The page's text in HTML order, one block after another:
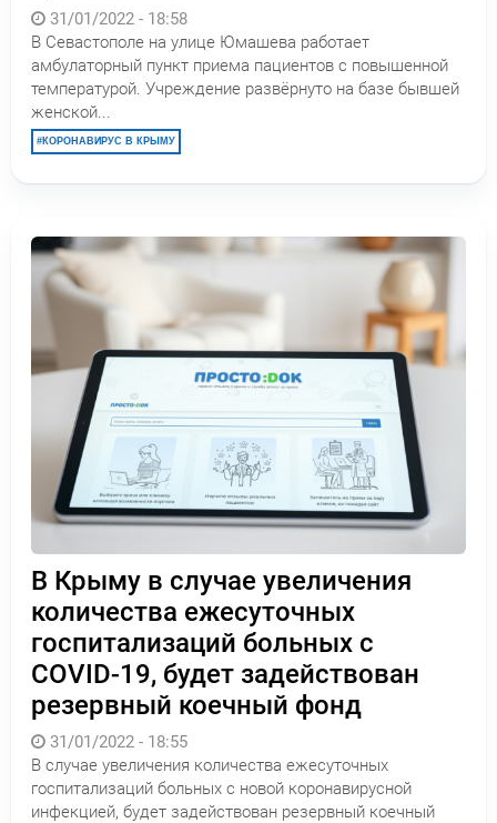
31/01/2022 - 18:58
В Севастополе на улице Юмашева работает
амбулаторный пункт приема пациентов с повышенной
температурой. Учреждение развёрнуто на базе бывшей
женской...
КОРОНАВИРУС В КРЫМУ
В Крыму в случае увеличения
количества ежесуточных
госпитализаций больных с
COVID-19, будет задействован
резервный коечный фонд
31/01/2022 - 18:55
В случае увеличения количества ежесуточных
госпитализаций больных с новой коронавирусной
инфекцией, будет задействован резервный коечный